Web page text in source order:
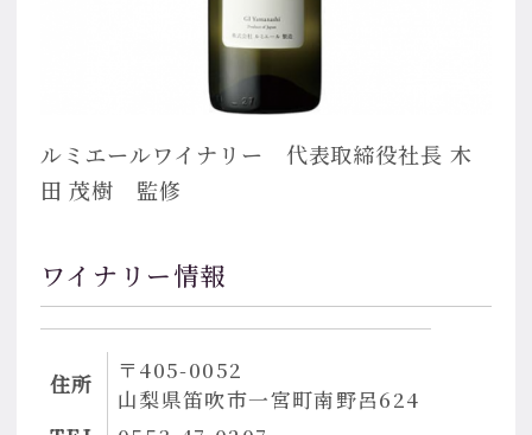
ルミエールワイナリー 代表取締役社長 木
田 茂樹 監修
ワイナリー情報
住所
〒405-0052
山梨県笛吹市一宮町南野呂624